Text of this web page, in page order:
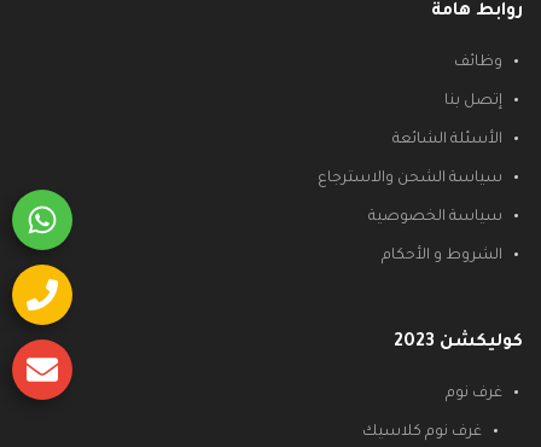
روابط هامة
وظائف
إتصل بنا
الأسئلة الشائعة
سياسة الشحن والاسترجاع
سياسة الخصوصية
الشروط و الأحكام
كوليكشن 2023
غرف نوم
غرف نوم كلاسيك